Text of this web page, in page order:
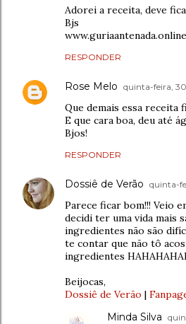
Adorei a receita, deve
Bjs
www.guriaantenada.online
RESPONDER
Rose Melo quinta-feira,
Que demais essa receita
E que cara boa, deu até
Bjos!
RESPONDER
Dossiê de Verão quinta-
Parece ficar bom!!! Veio
decidi ter uma vida mais
ingredientes não são
te contar que não tô
ingredientes
Beijocas,
Dossiê de Verão |
Minda Silva